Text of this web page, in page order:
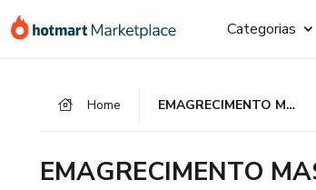
para
para
para
Categorias
Home EMAGRECIMENTO MASCULINO
EMAGRECIMENTO